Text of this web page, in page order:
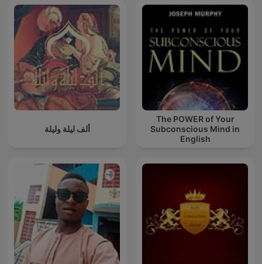
ألف ليلة وليلة
The POWER of Your
Subconscious Mind in
English